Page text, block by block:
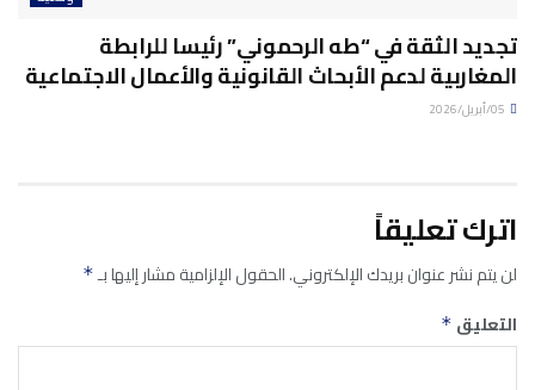
تجديد الثقة في “طه الرحموني” رئيسا للرابطة
المغاربية لدعم الأبحاث القانونية والأعمال الاجتماعية
اترك تعليقاً
لن يتم نشر عنوان بريدك الإلكتروني.الحقول الإلزامية مشار إليها بـ*
التعليق *